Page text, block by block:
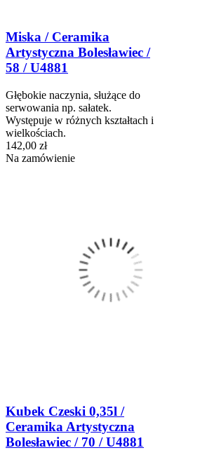
Miska / Ceramika
Artystyczna Bolesławiec /
58 / U4881
Głębokie naczynia, służące do
serwowania np. sałatek.
Występuje w różnych kształtach i
wielkościach.
142,00 zł
Na zamówienie
Kubek Czeski 0,35l /
Ceramika Artystyczna
Bolesławiec / 70 / U4881